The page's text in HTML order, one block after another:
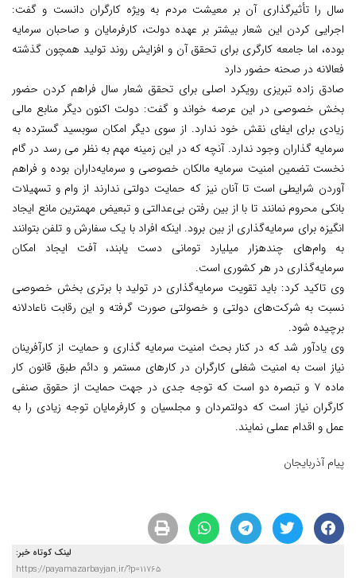
سال را تأثیرگذاری آن بر معیشت مردم به ویژه کارگران دانست و گفت:
اجرایی کردن این شعار بیشتر بر عهده دولت، کارفرمایان و صاحبان سرمایه
بوده، اما جامعه کارگری برای تحقق آن و افزایش روند تولید همچون گذشته
فعالانه در صحنه حضور دارد
صادق زاده تبریزی رویکرد اصلی برای تحقق شعار سال فراهم کردن حضور
بخش خصوصی در این عرصه خواند و گفت: دولت اکنون دیگر منابع مالی
زیادی برای ایفای نقش خود ندارد. از سوی دیگر امکان سوبسید گسترده به
سرمایه گذاران وجود ندارد. آنچه که در این زمینه مهم به نظر می رسد در گام
نخست تضمین امنیت سرمایه مالکان خصوصی و سرمایه‌داران بوده و فراهم
آوردن شرایطی است تا آنان نیز که حمایت دولتی ندارند از وام و تسهیلات
بانکی محروم نمانند تا با از بین رفتن بی‌عدالتی و تبعیض مهمترین مانع ایجاد
انگیزه برای سرمایه‌گذاری از بین برود. اینکه افراد با یک سفارش و تلفن بتوانند
به وام‌های چندهزار میلیارد تومانی دست یابند، آفت ایجاد امکان
سرمایه‌گذاری در هر کشوری است.
وی تاکید کرد: باید تقویت سرمایه‌گذاری در تولید با برتری بخش خصوصی
نسبت به شرکت‌های دولتی و خصولتی صورت گرفته و این رقابت ناعادلانه
برچیده شود.
وی یادآور شد که در کنار بحث امنیت سرمایه گذاری و حمایت از کارآفرینان
نیاز است به امنیت شغلی کارگران در کارهای مستمر و دائم طبق قانون کار
ماده ۷ و تبصره دو است که توجه جدی در جهت حمایت از حقوق صنفی
کارگران نیاز است که دولتمردان و مجلسیان و کارفرمایان توجه زیادی را به
عمل و اقدام عملی نمایند.
پیام آذربایجان
لینک کوتاه خبر:
https://payamazarbayjan.ir/?p=11765